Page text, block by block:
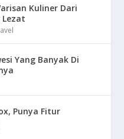
Kuliner Dari
Yang Banyak Di
Punya Fitur